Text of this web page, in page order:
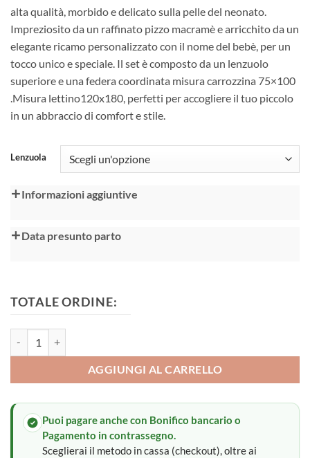
da
50,00 €
a
80,00 €
alta qualità, morbido e delicato sulla pelle del neonato.
Impreziosito da un raffinato pizzo macramè e arricchito da un
elegante ricamo personalizzato con il nome del bebè, per un
tocco unico e speciale. Il set è composto da un lenzuolo
superiore e una federa coordinata misura carrozzina 75×100
.Misura lettino120x180, perfetti per accogliere il tuo piccolo
in un abbraccio di comfort e stile.
Lenzuola
Informazioni aggiuntive
Data presunto parto
TOTALE ORDINE:
AGGIUNGI AL CARRELLO
Alternative:
Puoi pagare anche con Bonifico bancario o
Pagamento in contrassegno.
Sceglierai il metodo in cassa (checkout), oltre ai